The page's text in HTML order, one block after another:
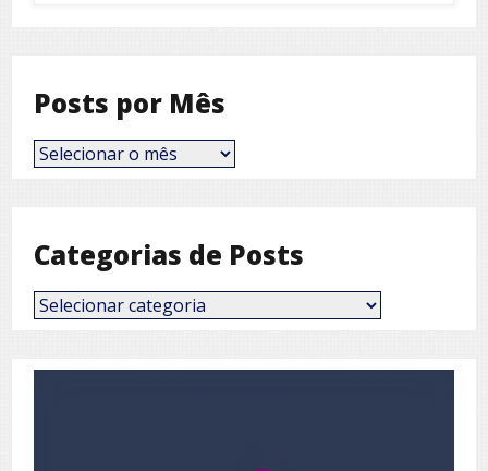
Posts por Mês
Posts
por
Categorias de Posts
Categorias
de